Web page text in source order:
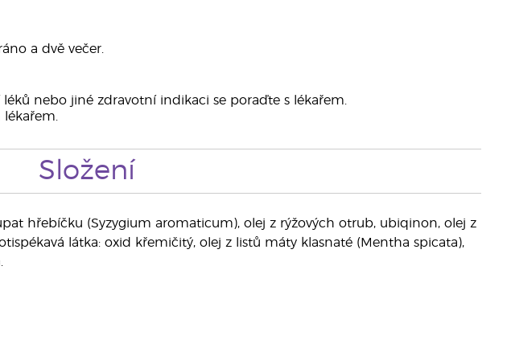
a dvě večer.
nebo jiné zdravotní indikaci se poraďte s lékařem.
Složení
hřebíčku (Syzygium aromaticum), olej z rýžových otrub, ubiqinon, olej z
látka: oxid křemičitý, olej z listů máty klasnaté (Mentha spicata),